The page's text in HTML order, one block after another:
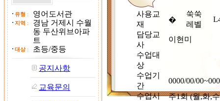
유형 : 영어도서관
지역 :
경남 거제시 수월
동 두산위브아파
트
대상: 초등/중등
공지사항
교육문의
사용교
재
�
쑥쑥
레벨
담당교
사
이현미
수업대
상
수업기
간
0000/00/
수업시
주1회 (월,화,